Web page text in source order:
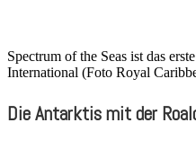
Spectrum of the Seas ist das
International (Foto Royal
Die Antarktis mit der